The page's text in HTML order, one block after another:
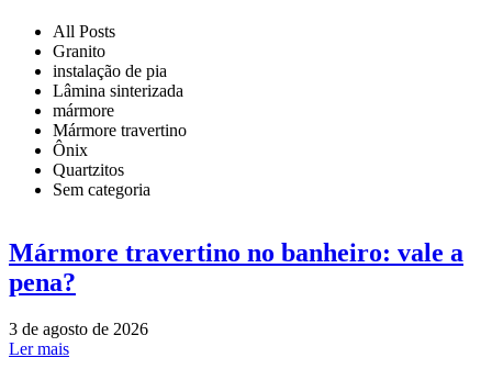
All Posts
Granito
instalação de pia
Lâmina sinterizada
mármore
Mármore travertino
Ônix
Quartzitos
Sem categoria
Mármore travertino no banheiro: vale a
pena?
3 de agosto de 2026
Ler mais